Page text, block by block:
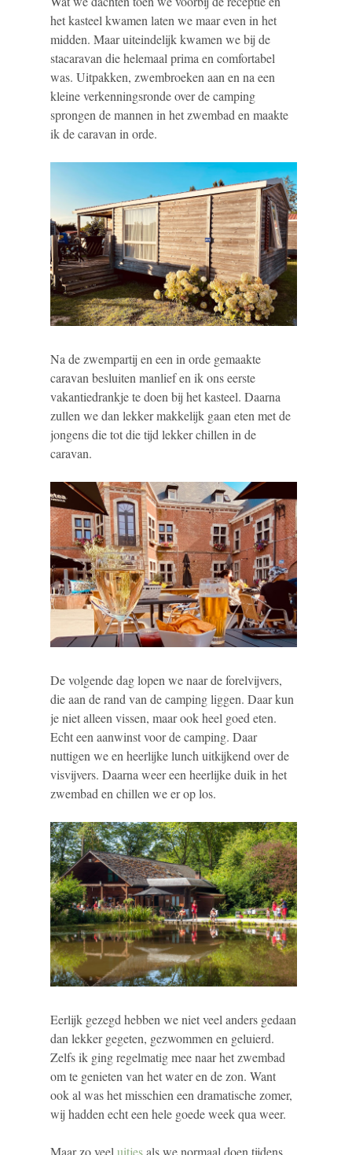
het kasteel kwamen laten we maar even in het
midden. Maar uiteindelijk kwamen we bij de
stacaravan die helemaal prima en comfortabel
was. Uitpakken, zwembroeken aan en na een
kleine verkenningsronde over de camping
sprongen de mannen in het zwembad en maakte
ik de caravan in orde.
Na de zwempartij en een in orde gemaakte
caravan besluiten manlief en ik ons eerste
vakantiedrankje te doen bij het kasteel. Daarna
zullen we dan lekker makkelijk gaan eten met de
jongens die tot die tijd lekker chillen in de
caravan.
De volgende dag lopen we naar de forelvijvers,
die aan de rand van de camping liggen. Daar kun
je niet alleen vissen, maar ook heel goed eten.
Echt een aanwinst voor de camping. Daar
nuttigen we en heerlijke lunch uitkijkend over de
visvijvers. Daarna weer een heerlijke duik in het
zwembad en chillen we er op los.
Eerlijk gezegd hebben we niet veel anders gedaan
dan lekker gegeten, gezwommen en geluierd.
Zelfs ik ging regelmatig mee naar het zwembad
om te genieten van het water en de zon. Want
ook al was het misschien een dramatische zomer,
wij hadden echt een hele goede week qua weer.
Maar zo veel uitjesals we normaal doen tijdens